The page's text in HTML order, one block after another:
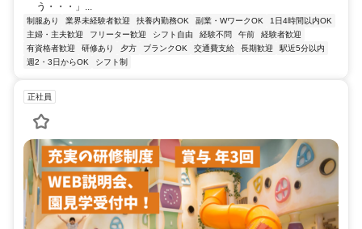
う・・・」...
制服あり 業界未経験者歓迎 扶養内勤務OK 副業・WワークOK
1日4時間以内OK
主婦・主夫歓迎
フリーター歓迎 シフト自由 経験不問 午前
経験者歓迎
有資格者歓迎
研修あり 夕方 ブランクOK 交通費支給 長期歓迎
駅近5分以内
週2・3日からOK
シフト制
正社員